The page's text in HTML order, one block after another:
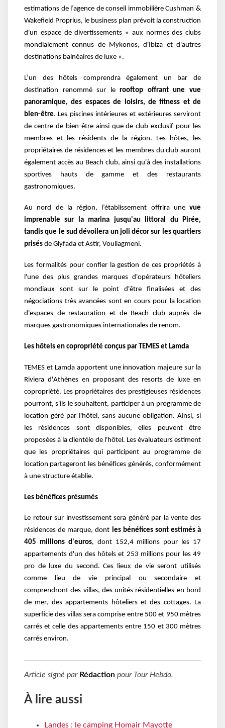
estimations de l’agence de conseil immobilière Cushman &
Wakefield Proprius, le business plan prévoit la construction
d'un espace de divertissements « aux normes des clubs
mondialement connus de Mykonos, d'Ibiza et d'autres
destinations balnéaires de luxe ».
L’un des hôtels comprendra également un bar de
destination renommé sur lerooftop offrant une vue
panoramique, des espaces de loisirs, de fitness et de
bien-être. Les piscines intérieures et extérieures serviront
de centre de bien-être ainsi que de club exclusif pour les
membres et les résidents de la région. Les hôtes, les
propriétaires de résidences et les membres du club auront
également accès au Beach club, ainsi qu'à des installations
sportives hauts de gamme et des restaurants
gastronomiques.
Au nord de la région, l’établissement offrira unevue
imprenable sur la marina jusqu'au littoral du Pirée,
tandis que le sud dévoilera un joli décor sur les quartiers
prisés de Glyfada et Astir, Vouliagmeni.
Les formalités pour confier la gestion de ces propriétés à
l'une des plus grandes marques d'opérateurs hôteliers
mondiaux sont sur le point d'être finalisées et des
négociations très avancées sont en cours pour la location
d'espaces de restauration et de Beach club auprès de
marques gastronomiques internationales de renom.
Les hôtels en copropriété conçus par TEMES et Lamda
TEMES et Lamda apportent une innovation majeure sur la
Riviera d'Athènes en proposant des resorts de luxe en
copropriété. Les propriétaires des prestigieuses résidences
pourront, s'ils le souhaitent, participer à un programme de
location géré par l'hôtel, sans aucune obligation. Ainsi, si
les résidences sont disponibles, elles peuvent être
proposées à la clientèle de l'hôtel. Les évaluateurs estiment
que les propriétaires qui participent au programme de
location partageront les bénéfices générés, conformément
à une structure établie.
Les bénéfices présumés
Le retour sur investissement sera généré par la vente des
résidences de marque, dont les bénéfices sont estimés à
405 millions d'euros, dont 152,4 millions pour les 17
appartements d'un des hôtels et 253 millions pour les 49
pro de luxe du second. Ces lieux de vie seront utilisés
comme lieu de vie principal ou secondaire et
comprendront des villas, des unités résidentielles en bord
de mer, des appartements hôteliers et des cottages. La
superficie des villas sera comprise entre 500 et 950 mètres
carrés et celle des appartements entre 150 et 300 mètres
carrés environ.
Article signé par Rédaction pour Tour Hebdo.
À lire aussi
Landes : le camping Homair Mayotte